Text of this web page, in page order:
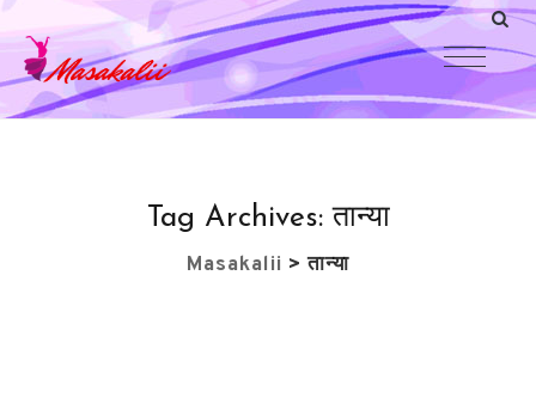
Tag Archives:तान्या
Masakalii >तान्या